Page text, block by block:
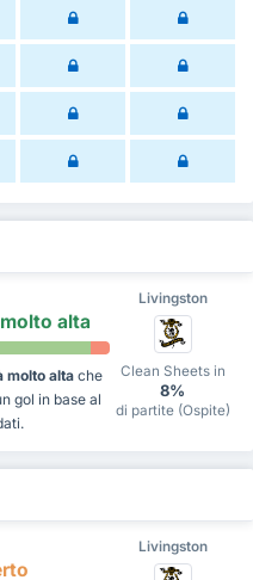
Livingston
alta
molto altache
gol in base al
Clean Sheets in
8%
di partite (Ospite)
Livingston